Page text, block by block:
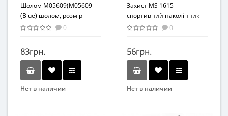
Шолом M05609(M05609
(Blue) шолом, розмір
шолома - 24*19см)
0
83грн.
Нет в наличии
Захист MS 1615
спортивний наколінник
12см
0
56грн.
Нет в наличии